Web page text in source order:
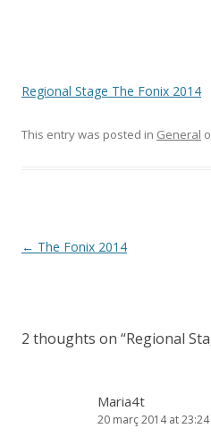
Regional Stage The Fonix 2014
This entry was posted in General
Post
← The Fonix 2014
2 thoughts on “Regional
Maria4t
20 març 2014 at 23:24